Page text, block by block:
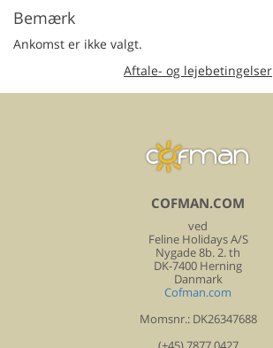
Bemærk
Ankomst er ikke valgt.
Aftale- og lejebetingelser
COFMAN.COM
ved
Feline Holidays A/S
Nygade 8b. 2. th
DK-7400 Herning
Danmark
Cofman.com
Momsnr.: DK26347688